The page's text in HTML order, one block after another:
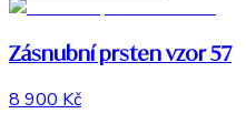
Zásnubní prsten vzor 57
8 900 Kč